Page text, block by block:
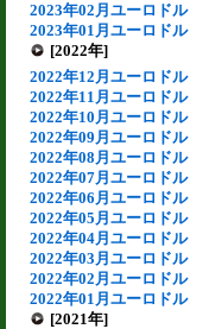
2023年02月ユーロドル
2023年01月ユーロドル
[2022年]
2022年12月ユーロドル
2022年11月ユーロドル
2022年10月ユーロドル
2022年09月ユーロドル
2022年08月ユーロドル
2022年07月ユーロドル
2022年06月ユーロドル
2022年05月ユーロドル
2022年04月ユーロドル
2022年03月ユーロドル
2022年02月ユーロドル
2022年01月ユーロドル
[2021年]